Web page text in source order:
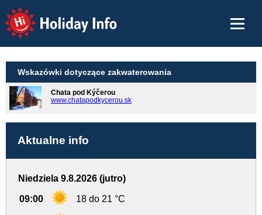
Holiday Info
Wskazówki dotyczące zakwaterowania
Chata pod Kýčerou
www.chatapodkycerou.sk
Aktualne info
Niedziela 9.8.2026 (jutro)
09:00 18 do 21 °C